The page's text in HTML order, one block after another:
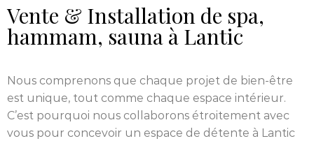
Vente & Installation de spa,
hammam, sauna à Lantic
Nous comprenons que chaque projet de bien-être
est unique, tout comme chaque espace intérieur.
C’est pourquoi nous collaborons étroitement avec
vous pour concevoir un espace de détente à Lantic